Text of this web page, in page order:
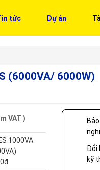
tức Dự án
(6000VA/ 6000W)
VAT )
1000VA
Đổi
kỹ